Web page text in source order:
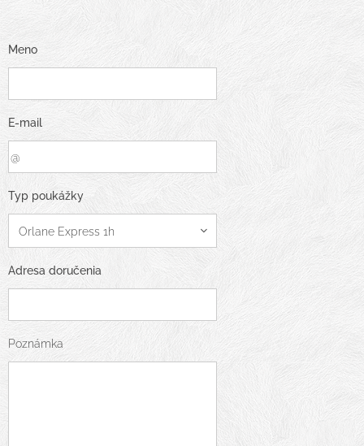
Meno
E-mail
Typ poukážky
Adresa doručenia
Poznámka